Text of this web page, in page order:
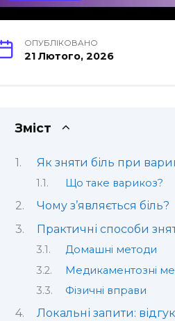
ОПУБЛІКОВАНО
21 Лютого, 2026
Зміст
Як зняти біль при
Що таке варикоз?
Чому з’являється біль?
Практичні способи
Домашні методи
Медикаментозні
Фізичні вправи
Локальні запити: